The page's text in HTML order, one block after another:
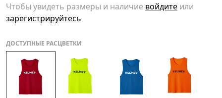
Чтобы увидеть размеры и наличие войдите или
зарегистрируйтесь
ДОСТУПНЫЕ РАСЦВЕТКИ